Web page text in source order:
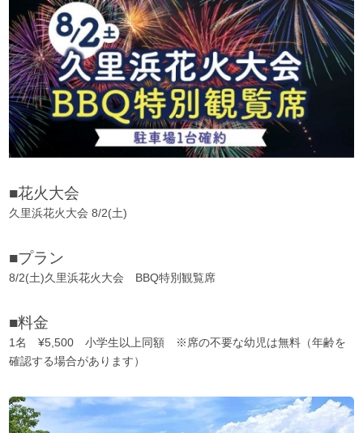
■花火大会
久里浜花火大会 8/2(土)
■プラン
8/2(土)久里浜花火大会 BBQ特別観覧席
■料金
1名 ¥5,500 小学生以上同額 ※席の不要な幼児は無料（年齢を
確認する場合があります）